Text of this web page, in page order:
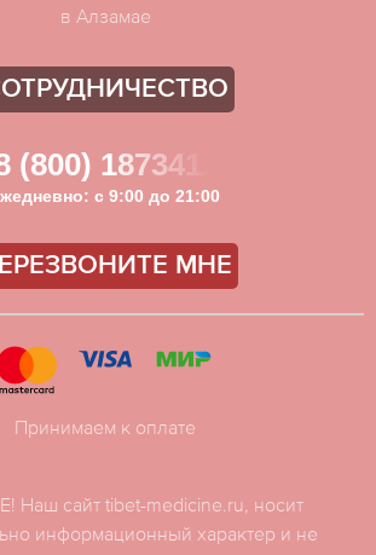
в Алзамае
(800) 1873411
с 9:00 до 21:00
МНЕ
Наш сайт tibet-medicine.ru, носит
информационный характер и не
Принимаем к оплате